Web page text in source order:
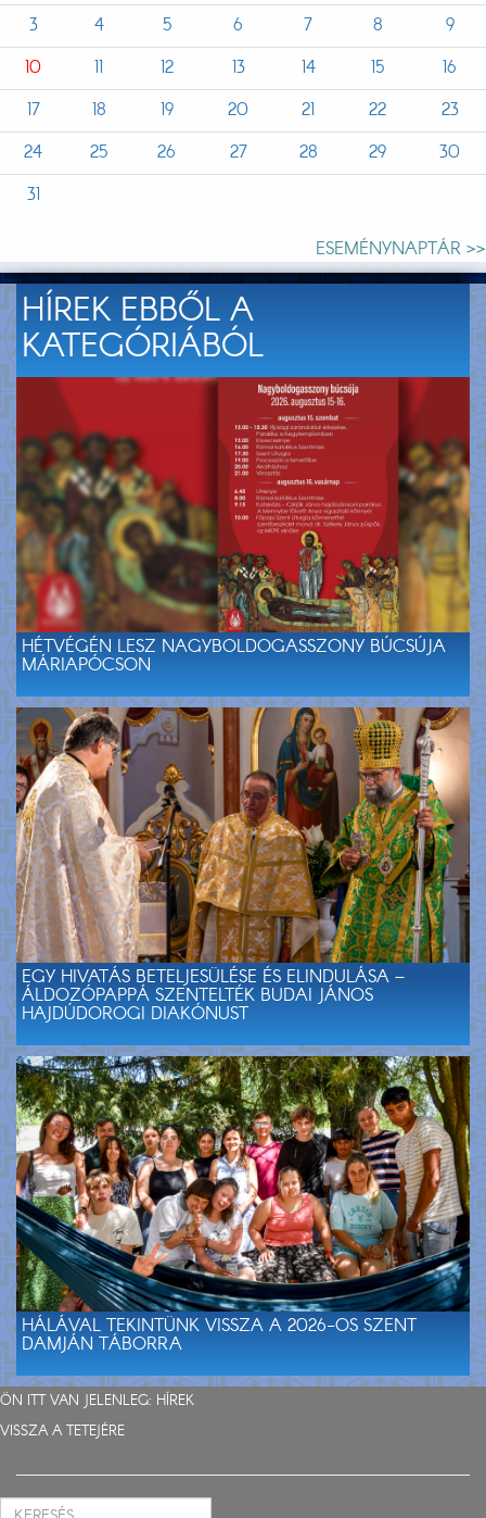
3 4 5 6 7 8
9
10
11 12 13 14 15
16
17
18 19 20 21 22
23
24
25 26 27 28 29
30
31
ESEMÉNYNAPTÁR >>
HÍREK EBBŐL A
KATEGÓRIÁBÓL
HÉTVÉGÉN LESZ NAGYBOLDOGASSZONY BÚCSÚJA
MÁRIAPÓCSON
EGY HIVATÁS BETELJESÜLÉSE ÉS ELINDULÁSA –
ÁLDOZÓPAPPÁ SZENTELTÉK BUDAI JÁNOS
HAJDÚDOROGI DIAKÓNUST
HÁLÁVAL TEKINTÜNK VISSZA A 2026-OS SZENT
DAMJÁN TÁBORRA
ÖN ITT VAN JELENLEG: HÍREK
VISSZA A TETEJÉRE